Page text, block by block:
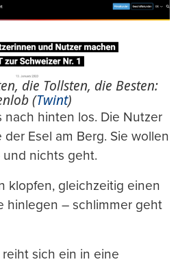
die Tollsten, die Besten:
(Twint)
nach hinten los. Die Nutzer
Esel am Berg. Sie wollen
nichts geht.
klopfen, gleichzeitig einen
hinlegen – schlimmer geht
sich ein in eine